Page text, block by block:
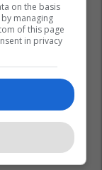
on the basis
managing
of this page
in privacy